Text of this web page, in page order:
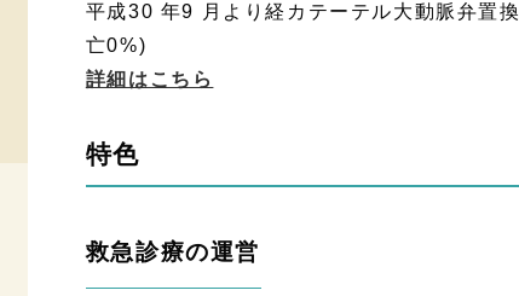
平成30 年9 月より経カテーテル大動脈弁置
亡0%)
詳細はこちら
特色
救急診療の運営